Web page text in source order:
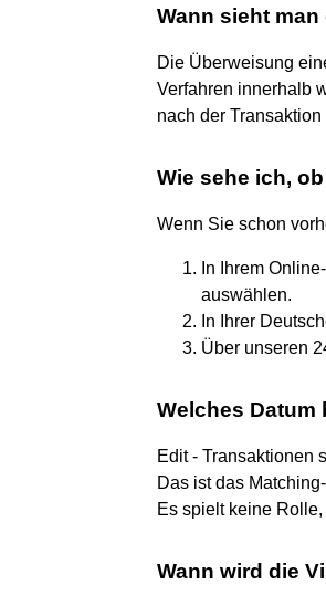
Wann sieht
Die Überweisung
Verfahren innerhalb
nach der
Wie sehe ich,
Wenn Sie schon
In Ihrem
auswählen.
In Ihrer
Über unseren
Welches Datum
Edit - Transaktionen
Das ist das
Es spielt keine
Wann wird die